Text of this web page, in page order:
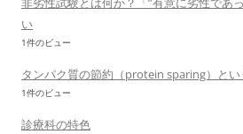
い
1件のビュー
タンパク質の節約（protein sparing）と
1件のビュー
診療科の特色